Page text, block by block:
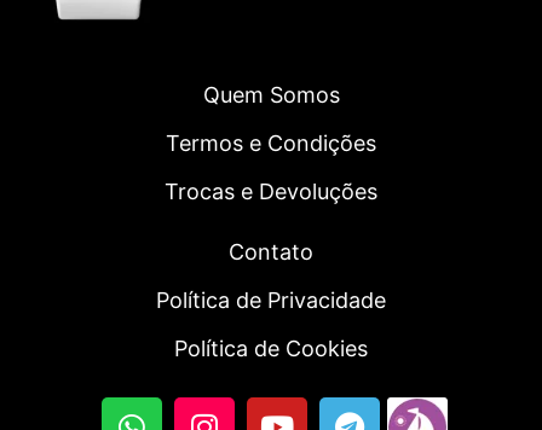
Quem Somos
Termos e Condições
Trocas e Devoluções
Contato
Política de Privacidade
Política de Cookies